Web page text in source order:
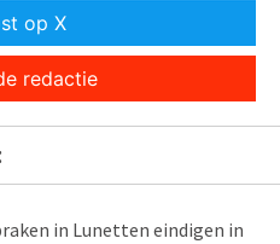
op X
redactie
in Lunetten eindigen in